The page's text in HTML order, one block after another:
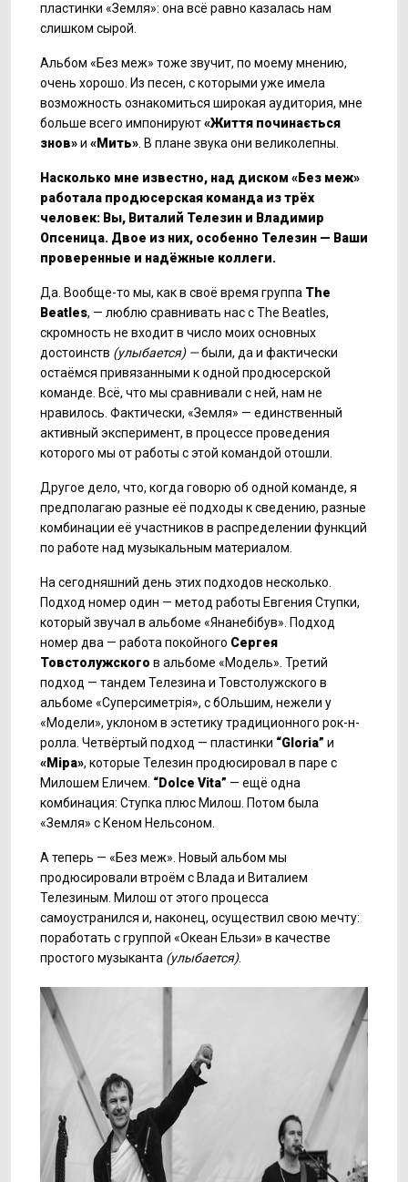
пластинки «Земля»: она всё равно казалась нам
слишком сырой.
Альбом «Без меж» тоже звучит, по моему мнению,
очень хорошо. Из песен, с которыми уже имела
возможность ознакомиться широкая аудитория, мне
больше всего импонируют«Життя починається
знов»и «Мить» . В плане звука они великолепны.
Насколько мне известно, над диском «Без меж»
работала продюсерская команда из трёх
человек: Вы, Виталий Телезин и Владимир
Опсеница. Двое из них, особенно Телезин — Ваши
проверенные и надёжные коллеги.
Да. Вообще-то мы, как в своё время группа The
Beatles, — люблю сравнивать нас с The Beatles,
скромность не входит в число моих основных
достоинств (улыбается) —были, да и фактически
остаёмся привязанными к одной продюсерской
команде. Всё, что мы сравнивали с ней, нам не
нравилось. Фактически, «Земля» — единственный
активный эксперимент, в процессе проведения
которого мы от работы с этой командой отошли.
Другое дело, что, когда говорю об одной команде, я
предполагаю разные её подходы к сведению, разные
комбинации её участников в распределении функций
по работе над музыкальным материалом.
На сегодняшний день этих подходов несколько.
Подход номер один — метод работы Евгения Ступки,
который звучал в альбоме «Янанебібув». Подход
номер два — работа покойного Сергея
Товстолужского в альбоме «Модель». Третий
подход — тандем Телезина и Товстолужского в
альбоме «Суперсиметрія», с бОльшим, нежели у
«Модели», уклоном в эстетику традиционного рок-н-
ролла. Четвёртый подход — пластинки “Gloria” и
«М іра», которые Телезин продюсировал в паре с
Милошем Еличем. “Dolce Vita” — ещё одна
комбинация: Ступка плюс Милош. Потом была
«Земля» с Кеном Нельсоном.
А теперь — «Без меж». Новый альбом мы
продюсировали втроём с Влада и Виталием
Телезиным. Милош от этого процесса
самоустранился и, наконец, осуществил свою мечту:
поработать с группой «Океан Ельзи» в качестве
простого музыканта (улыбается).